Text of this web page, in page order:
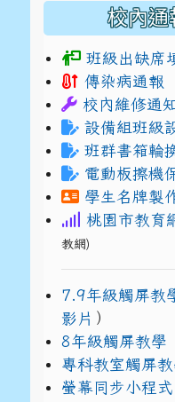
校內通
班級出缺席
傳染病通報
校內維修通
設備組班級
班群書箱輪
電動板擦機
學生名牌製
桃園市教育
教網)
7.9年級觸屏教
影片 ）
8年級觸屏教學
專科教室觸屏
螢幕同步小程式